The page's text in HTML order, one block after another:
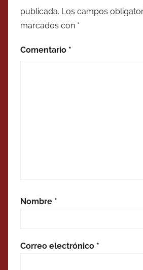
publicada. Los campos
marcados con *
Comentario *
Nombre *
Correo electrónico *